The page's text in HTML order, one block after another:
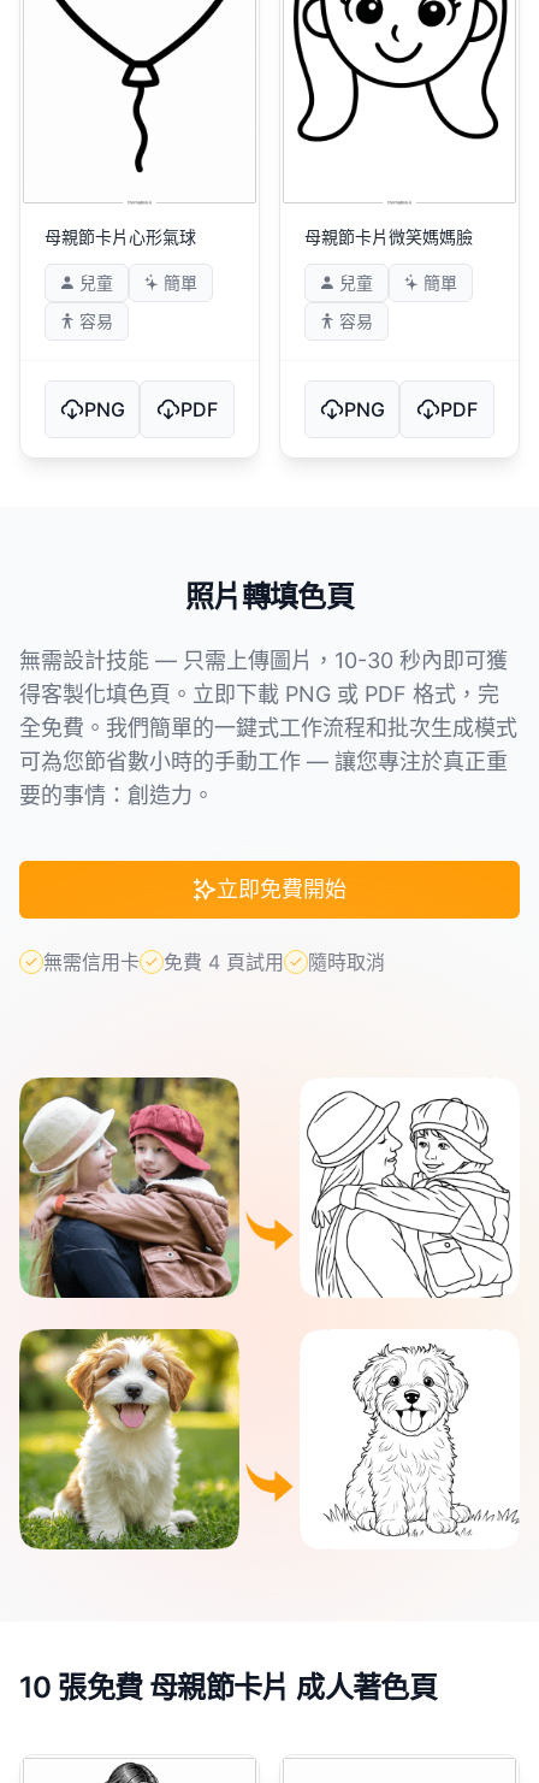
母親節卡片心形氣球
兒童
簡單
容易
PNG PDF
母親節卡片微笑媽媽臉
兒童
簡單
容易
PNG PDF
照片轉填色頁
無需設計技能 — 只需上傳圖片，10-30 秒內即可獲
得客製化填色頁。立即下載 PNG 或 PDF 格式，完
全免費。我們簡單的一鍵式工作流程和批次生成模式
可為您節省數小時的手動工作 — 讓您專注於真正重
要的事情：創造力。
立即免費開始
無需信用卡 免費 4 頁試用 隨時取消
10 張免費 母親節卡片 成人著色頁